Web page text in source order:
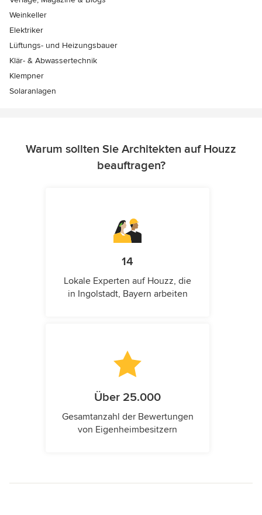
Weinkeller
Elektriker
Lüftungs- und Heizungsbauer
Klär- & Abwassertechnik
Klempner
Solaranlagen
Warum sollten Sie Architekten auf Houzz
beauftragen?
14
Lokale Experten auf Houzz, die
in Ingolstadt, Bayern arbeiten
Über 25.000
Gesamtanzahl der Bewertungen
von Eigenheimbesitzern